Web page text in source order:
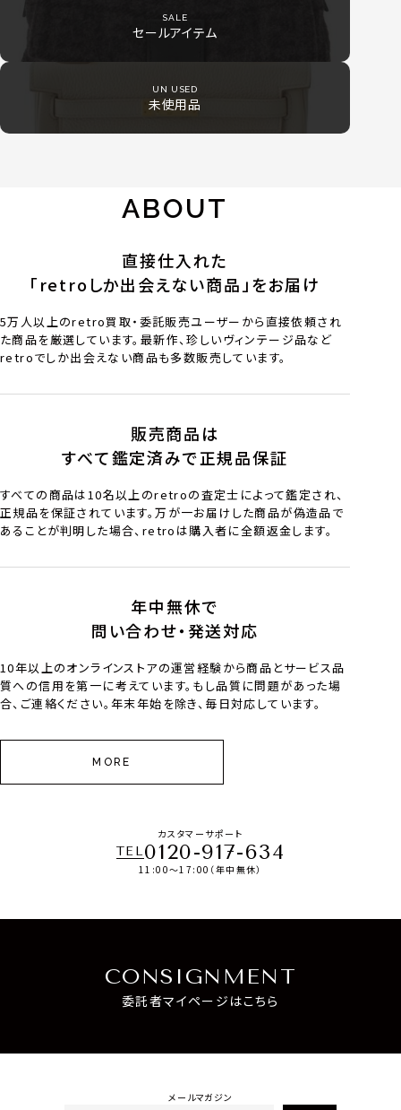
SALE
セールアイテム
UN USED
未使用品
ABOUT
直接仕入れた
「retroしか出会えない商品」をお届け
5万人以上のretro買取・委託販売ユーザーから直接依頼され
た商品を厳選しています。最新作、珍しいヴィンテージ品など
retroでしか出会えない商品も多数販売しています。
販売商品は
すべて鑑定済みで正規品保証
すべての商品は10名以上のretroの査定士によって鑑定され、
正規品を保証されています。万が一お届けした商品が偽造品で
あることが判明した場合、retroは購入者に全額返金します。
年中無休で
問い合わせ・発送対応
10年以上のオンラインストアの運営経験から商品とサービス品
質への信用を第一に考えています。もし品質に問題があった場
合、ご連絡ください。年末年始を除き、毎日対応しています。
MORE
カスタマーサポート
TEL0120-917-634
11:00～17:00（年中無休）
CONSIGNMENT
委託者マイページはこちら
メールマガジン